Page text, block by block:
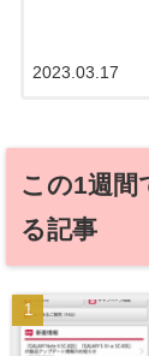
2023.03.17
この1週間
る記事